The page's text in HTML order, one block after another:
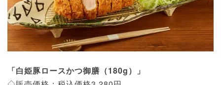
「白姫豚ロースかつ御膳（180g）」